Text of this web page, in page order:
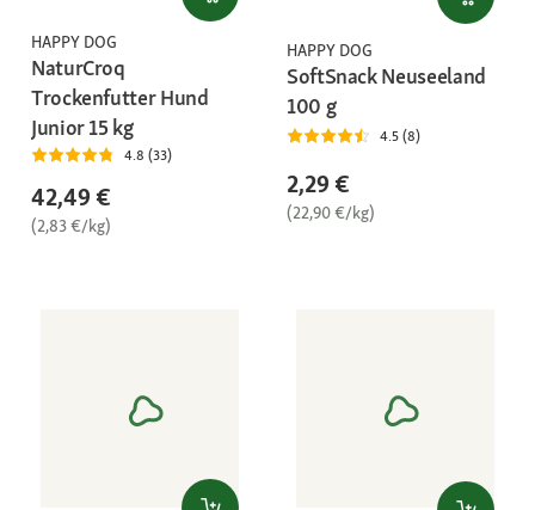
HAPPY DOG
NaturCroq
Trockenfutter Hund
Junior 15 kg
4.8 (33)
42,49 €
(2,83 €/kg)
HAPPY DOG
SoftSnack Neuseeland
100 g
4.5 (8)
2,29 €
(22,90 €/kg)